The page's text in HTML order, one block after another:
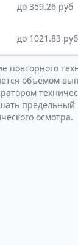
до 359.26 руб
до 1021.83 руб
повторного
объемом
предельный
осмотра.